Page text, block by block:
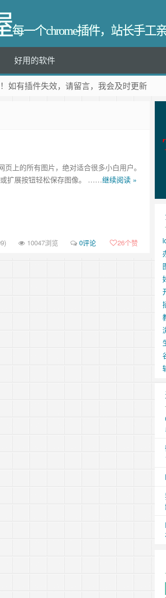
每一个chrome插件，站长手工
好用的软件
如有插件失效，请留言，我会及时更新
上的所有图片，绝对适合很多小白用户。
或扩展按钮轻松保存图像。 ……继续阅读 »
10047浏览 0评论 26个赞